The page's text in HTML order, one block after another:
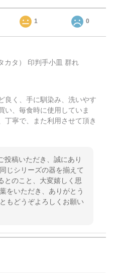
1 0
カタ） 印判手小皿 群れ
良く、手に馴染み、洗いやす
い、毎食時に使用していま
丁寧で、また利用させて頂き
投稿いただき、誠にあり
じシリーズの器を揃えて
とのこと、大変嬉しく思
をいただき、ありがとう
もどうぞよろしくお願い